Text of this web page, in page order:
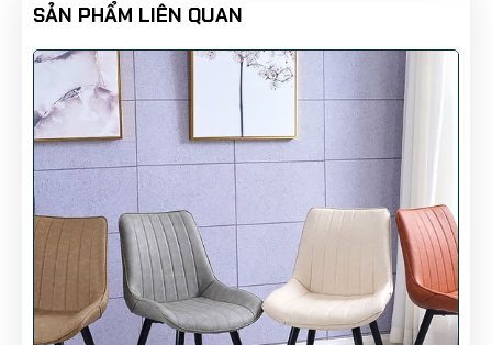
LEAF là lựa chọn lý tưởng cho phòng ăn, quán café, văn
phòng hoặc khu vực tiếp khách chuyên nghiệp.
1. Đặc Điểm Nổi Bật Của Ghế LEAF
✨Thiết Kế Hiện Đại, Sang Trọng
✔️ Kiểu dáng tối giản nhưng đầy tinh tế, phù hợp với nhiều
phong cách nội thấttừ hiện đại đến cổ điển.
✔️ Đường nét uốn cong mềm mại, tạo
cảm giác thanh
lịch
và thoải mái khi ngồi.
🏆Chất Liệu Cao Cấp, Độ Bền Vượt
SẢN PHẨM LIÊN QUAN